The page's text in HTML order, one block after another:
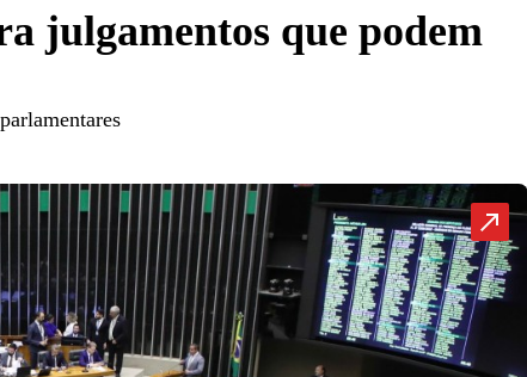
julgamentos que podem